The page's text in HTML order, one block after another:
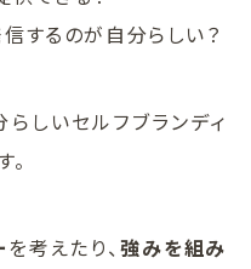
するのが自分らしい？
しいセルフブランディ
を考えたり、強みを組み